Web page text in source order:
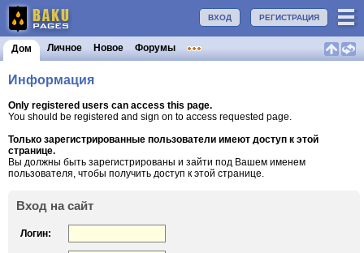
РЕГИСТРАЦИЯ
ВХОД
Дом Личное Новое Форумы
Информация
Only registered users can access this page.
You should be registered and sign on to access requested page.
Только зарегистрированные пользователи имеют доступ к этой
странице.
Вы должны быть зарегистрированы и зайти под Вашем именем
пользователя, чтобы получить доступ к этой странице.
Вход на сайт
Логин: